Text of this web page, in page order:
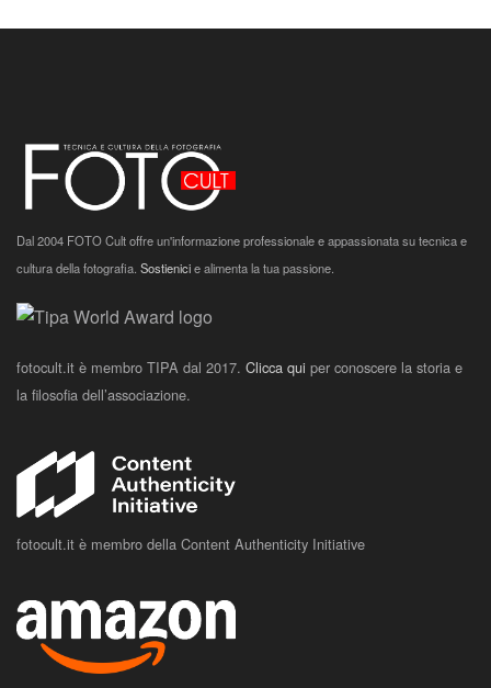
Dal 2004 FOTO Cult offre un'informazione professionale e appassionata su tecnica e
cultura della fotografia. Sostienicie alimenta la tua passione.
fotocult.it è membro TIPA dal 2017. Clicca qui per conoscere la storia e
la filosofia dell’associazione.
fotocult.it è membro della Content Authenticity Initiative